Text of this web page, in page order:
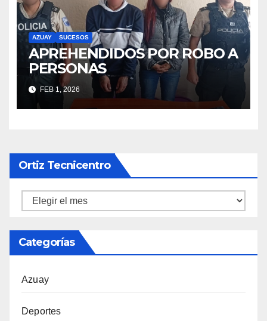
AZUAY SUCESOS
APREHENDIDOS POR ROBO A
PERSONAS
FEB 1, 2026
Ortiz Tecnicentro
Ortiz
Categorías
Azuay
Deportes